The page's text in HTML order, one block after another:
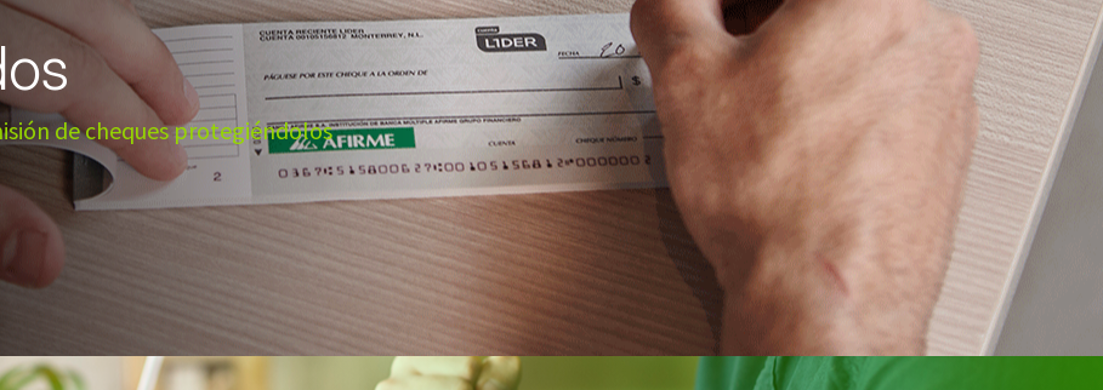
de cheques protegiéndolos